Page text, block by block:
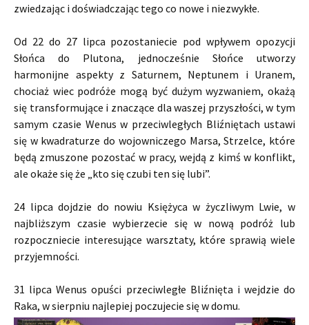
zwiedzając i doświadczając tego co nowe i niezwykłe.
Od 22 do 27 lipca pozostaniecie pod wpływem opozycji
Słońca do Plutona, jednocześnie Słońce utworzy
harmonijne aspekty z Saturnem, Neptunem i Uranem,
chociaż wiec podróże mogą być dużym wyzwaniem, okażą
się transformujące i znaczące dla waszej przyszłości, w tym
samym czasie Wenus w przeciwległych Bliźniętach ustawi
się w kwadraturze do wojowniczego Marsa, Strzelce, które
będą zmuszone pozostać w pracy, wejdą z kimś w konflikt,
ale okaże się że „kto się czubi ten się lubi”.
24 lipca dojdzie do nowiu Księżyca w życzliwym Lwie, w
najbliższym czasie wybierzecie się w nową podróż lub
rozpoczniecie interesujące warsztaty, które sprawią wiele
przyjemności.
31 lipca Wenus opuści przeciwległe Bliźnięta i wejdzie do
Raka, w sierpniu najlepiej poczujecie się w domu.